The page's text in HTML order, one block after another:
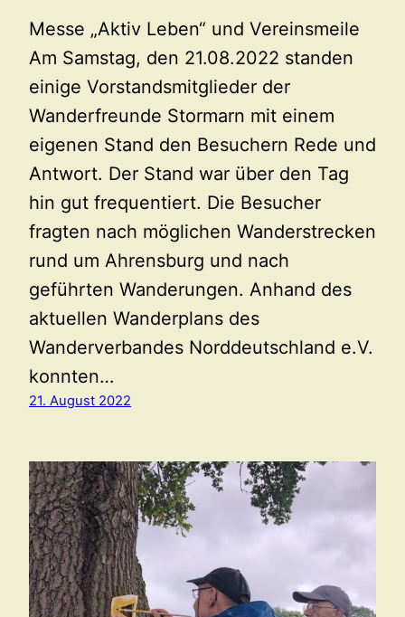
Messe „Aktiv Leben“ und Vereinsmeile
Am Samstag, den 21.08.2022 standen
einige Vorstandsmitglieder der
Wanderfreunde Stormarn mit einem
eigenen Stand den Besuchern Rede und
Antwort. Der Stand war über den Tag
hin gut frequentiert. Die Besucher
fragten nach möglichen Wanderstrecken
rund um Ahrensburg und nach
geführten Wanderungen. Anhand des
aktuellen Wanderplans des
Wanderverbandes Norddeutschland e.V.
konnten…
21. August 2022